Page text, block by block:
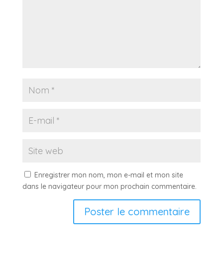
Enregistrer mon nom, mon e-mail et mon site
dans le navigateur pour mon prochain commentaire.